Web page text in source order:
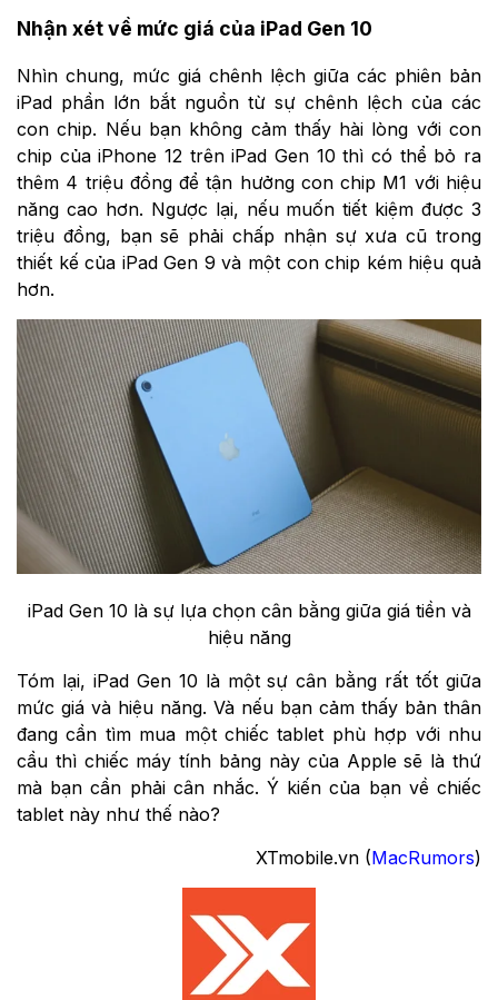
Nhận xét về mức giá của iPad Gen 10
Nhìn chung, mức giá chênh lệch giữa các phiên bản
iPad phần lớn bắt nguồn từ sự chênh lệch của các
con chip. Nếu bạn không cảm thấy hài lòng với con
chip của iPhone 12 trên iPad Gen 10 thì có thể bỏ ra
thêm 4 triệu đồng để tận hưởng con chip M1 với hiệu
năng cao hơn. Ngược lại, nếu muốn tiết kiệm được 3
triệu đồng, bạn sẽ phải chấp nhận sự xưa cũ trong
thiết kế của iPad Gen 9 và một con chip kém hiệu quả
hơn.
iPad Gen 10 là sự lựa chọn cân bằng giữa giá tiền và
hiệu năng
Tóm lại, iPad Gen 10 là một sự cân bằng rất tốt giữa
mức giá và hiệu năng. Và nếu bạn cảm thấy bản thân
đang cần tìm mua một chiếc tablet phù hợp với nhu
cầu thì chiếc máy tính bảng này của Apple sẽ là thứ
mà bạn cần phải cân nhắc. Ý kiến của bạn về chiếc
tablet này như thế nào?
XTmobile.vn (MacRumors)